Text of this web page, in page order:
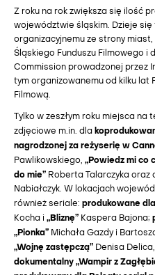
Z roku na rok zwiększa się ilość
województwie śląskim. Dzieje się
organizacyjnemu ze strony
Śląskiego Funduszu Filmowego i
Commission prowadzonej przez
tym organizowanemu od kilku lat
Filmową.
Tylko w zeszłym roku miejsca na
zdjęciowe m.in. dla
nagrodzonej za reżyserię w
Pawlikowskiego, „Powiedz mi co
do mie” Roberta Talarczyka oraz
Nabiałczyk. W lokacjach
również seriale: produkowane
Kocha i „Bliznę” Kaspera Bajona;
„Pionka” Michała Gazdy i
„Wojnę zastępczą” Denisa
dokumentalny „Wampir z